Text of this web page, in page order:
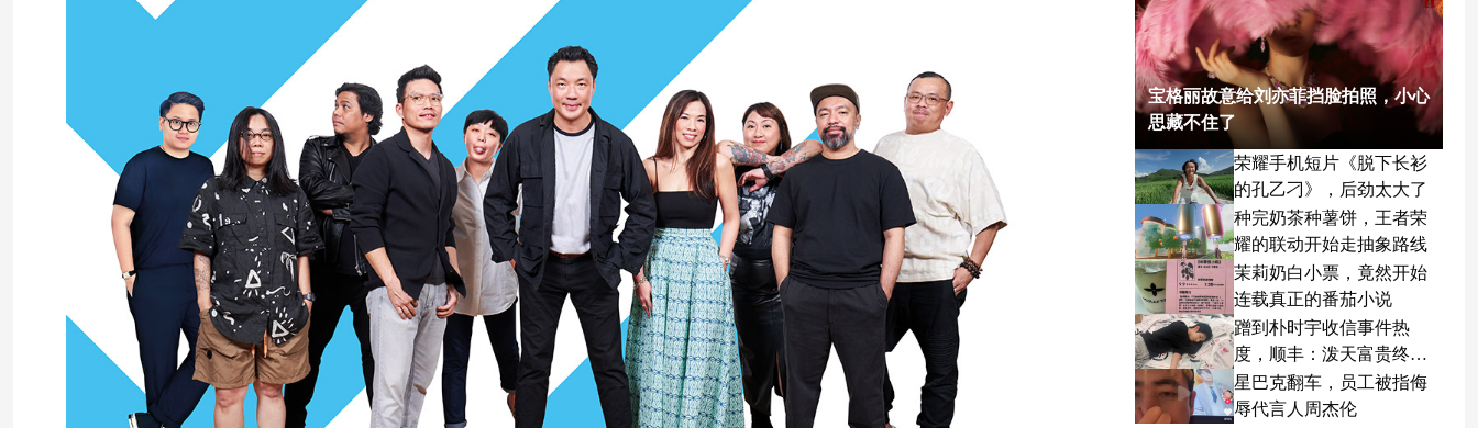
宝格丽故意给刘亦菲挡脸拍照，小心
思藏不住了
荣耀手机短片《脱下长衫
的孔乙刁》，后劲太大了
种完奶茶种薯饼，王者荣
耀的联动开始走抽象路线
茉莉奶白小票，竟然开始
连载真正的番茄小说
蹭到朴时宇收信事件热
度，顺丰：泼天富贵终于
轮到我了
星巴克翻车，员工被指侮
辱代言人周杰伦